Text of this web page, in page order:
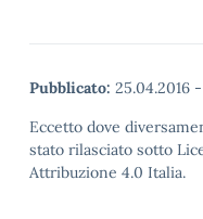
Pubblicato: 25.04.2016 -
Eccetto dove
stato rilasciato sotto
Attribuzione 4.0 Italia.